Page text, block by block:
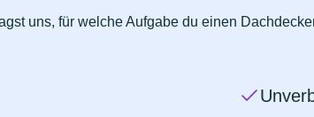
uns, für welche Aufgabe du einen